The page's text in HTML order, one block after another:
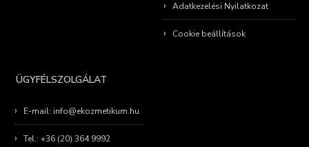
Adatkezelési Nyilatkozat
Cookie beállítások
ÜGYFÉLSZOLGÁLAT
E-mail: info@ekozmetikum.hu
Tel.: +36 (20) 364 9992